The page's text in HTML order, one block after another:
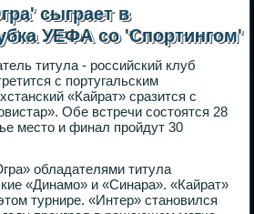
сыграет в
УЕФА со 'Спортингом'
титула - российский клуб
с португальским
«Кайрат» сразится с
Обе встречи состоятся 28
место и финал пройдут 30
обладателями титула
«Динамо» и «Синара». «Кайрат»
турнире. «Интер» становился